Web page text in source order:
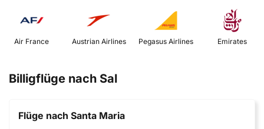
Air France Austrian Airlines Emirates
Billigflüge nach Sal
Flüge nach Santa Maria